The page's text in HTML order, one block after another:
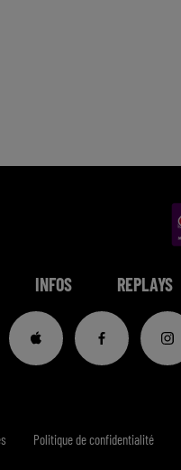
INFOS REPLAYS
Politique de confidentialité